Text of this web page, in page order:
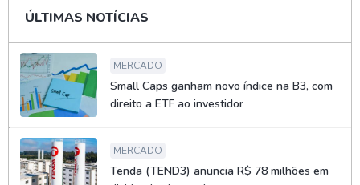
ÚLTIMAS NOTÍCIAS
MERCADO
Small Caps ganham novo índice na B3, com
direito a ETF ao investidor
MERCADO
Tenda (TEND3) anuncia R$ 78 milhões em